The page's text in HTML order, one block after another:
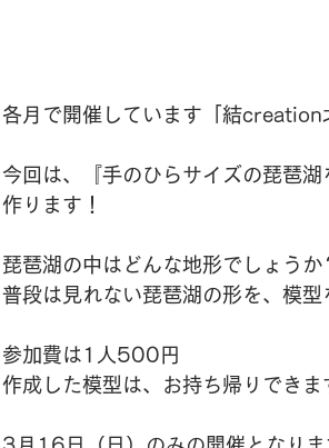
各月で開催しています「結creation
今回は、『手のひらサイズの琵琶
作ります！
琵琶湖の中はどんな地形でしょうか
普段は見れない琵琶湖の形を、模型
参加費は1人500円
作成した模型は、お持ち帰りできま